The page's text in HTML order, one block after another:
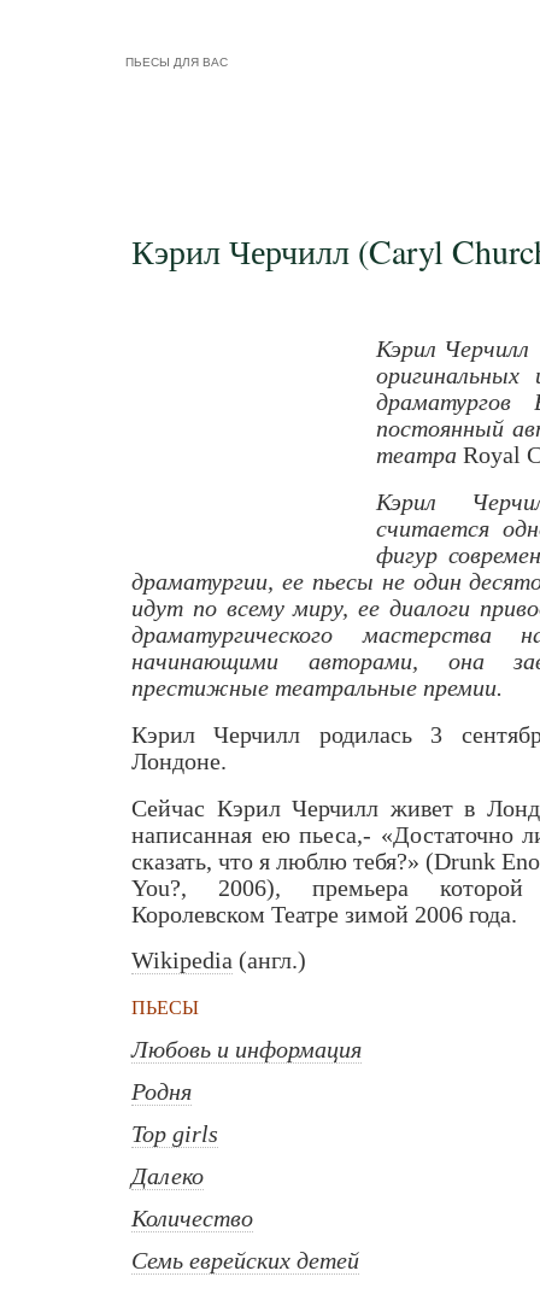
ПЬЕСЫ ДЛЯ ВАС
Кэрил Черчилл (Caryl
Кэрил
оригинальных
драматургов
постоянный
театра Royal
Кэрил
считается
фигур
драматургии, ее пьесы не один
идут по всему миру, ее диалоги
драматургического мастерства
начинающими авторами, она
престижные театральные премии.
Кэрил Черчилл родилась 3
Лондоне.
Сейчас Кэрил Черчилл живет в
написанная ею пьеса,- «Достаточно
сказать, что я люблю тебя?» (Drunk
You?, 2006), премьера
Королевском Театре зимой 2006 года.
Wikipedia (англ.)
ПЬЕСЫ
Любовь и информация
Родня
Top girls
Далеко
Количество
Семь еврейских детей